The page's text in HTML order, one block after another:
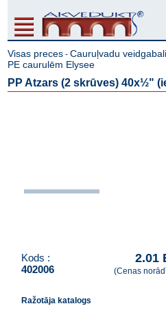
Visas preces -Cauruļvadu veidgabali
PE caurulēm Elysee
PP Atzars (2 skrūves) 40x½"
Kods :
402006
2.01
(Cenas
Ražotāja katalogs